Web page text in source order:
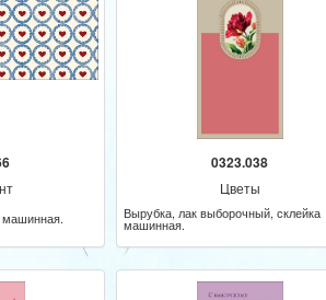
машинная.
0323.038
Цветы
Вырубка, лак выборочный, склейка
машинная.